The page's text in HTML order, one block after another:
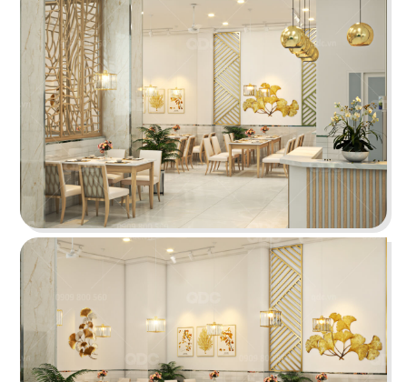
PHÊ LA
Dự án mới nhất của chúng tôi, Phê La - Biên Hòa
tọa lạc trên con đường Võ Thị Sáu sầm uất...
Chi tiết
HIGHLANDS COFFEE